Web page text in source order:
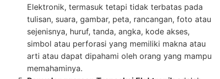
Elektronik, termasuk tetapi tidak terbatas pada
tulisan, suara, gambar, peta, rancangan, foto atau
sejenisnya, huruf, tanda, angka, kode akses,
simbol atau perforasi yang memiliki makna atau
arti atau dapat dipahami oleh orang yang mampu
memahaminya.